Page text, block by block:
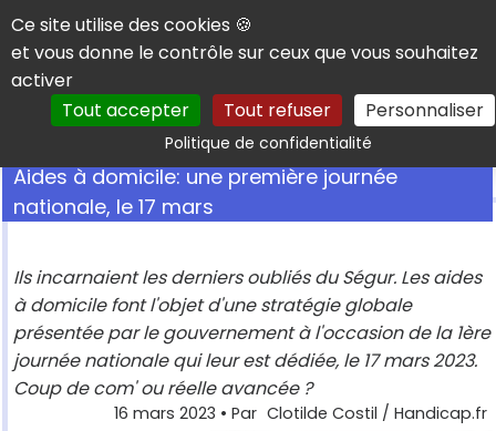
Panneau de gestion des cookies
Ce site utilise des cookies 🍪
et vous donne le contrôle sur ceux que vous souhaitez
activer
Tout accepter
Tout refuser Personnaliser
Politique de confidentialitéRechercher
Aides à domicile: une première journée
nationale, le 17 mars
Ils incarnaient les derniers oubliés du Ségur. Les aides
à domicile font l'objet d'une stratégie globale
présentée par le gouvernement à l'occasion de la 1ère
journée nationale qui leur est dédiée, le 17 mars 2023.
Coup de com' ou réelle avancée ?
16 mars 2023 • Par Clotilde Costil / Handicap.fr